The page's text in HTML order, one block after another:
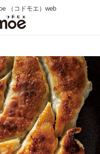
（コドモエ）web